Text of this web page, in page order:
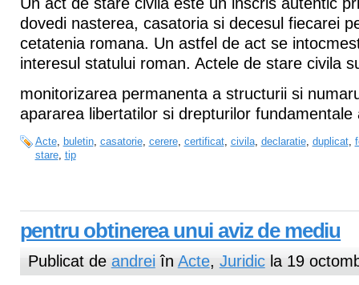
dovedi nasterea, casatoria si decesul fiecarei
cetatenia romana. Un astfel de act se
interesul statului roman. Actele de stare civila
monitorizarea permanenta a structurii si
apararea libertatilor si drepturilor
Acte, buletin, casatorie, cerere, certificat, civila, declaratie, duplicat,
stare, tip
pentru obtinerea unui aviz de mediu
Publicat de andreiîn Acte, Juridicla 19